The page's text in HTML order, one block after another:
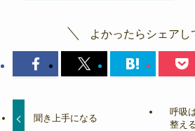
よかったらシェアし
聞き上手になる
呼吸
整え